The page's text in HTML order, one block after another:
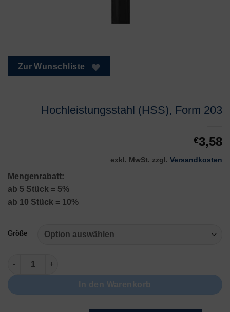
Zur Wunschliste
Hochleistungsstahl (HSS), Form 203
€3,58
exkl. MwSt. zzgl. Versandkosten
Mengenrabatt:
ab 5 Stück = 5%
ab 10 Stück = 10%
Größe
Hochleistungsstahl (HSS), Form 203 Menge
In den Warenkorb